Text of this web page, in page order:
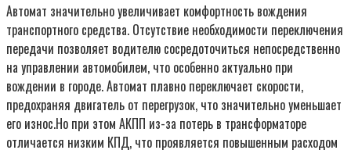
Автомат значительно увеличивает комфортность вождения
транспортного средства. Отсутствие необходимости переключения
передачи позволяет водителю сосредоточиться непосредственно
на управлении автомобилем, что особенно актуально при
вождении в городе. Автомат плавно переключает скорости,
предохраняя двигатель от перегрузок, что значительно уменьшает
его износ.Но при этом АКПП из-за потерь в трансформаторе
отличается низким КПД, что проявляется повышенным расходом